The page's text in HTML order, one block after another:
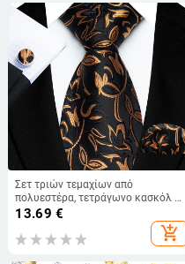
Σετ τριών τεμαχίων από
πολυεστέρα, τετράγωνο κασκόλ με
γραβάτα και μανσέτα, από
εργοστάσιο σε απόθεμα 8cm, σε
μοντέρνο στυλ.
13.69 €
add_shopping_cart